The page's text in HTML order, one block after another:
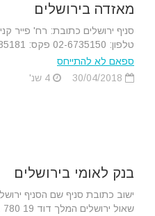
מאזדה בירושלים
טלפון: 02-6735150 פקס: 02-6735181
ספאם לא להתייחס
בנק לאומי בירושלים